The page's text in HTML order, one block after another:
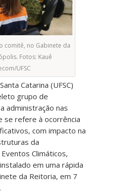
comitê, no Gabinete da
Fotos: Kauê
UFSC
Catarina (UFSC)
grupo de
administração nas
se refere à ocorrência
com impacto na
da
Climáticos,
em uma rápida
da Reitoria, em 7